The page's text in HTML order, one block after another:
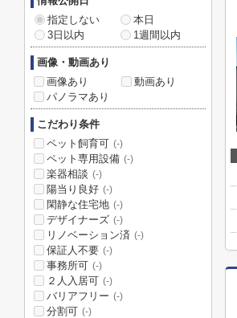
指定しない
本日
3日以内
1週間以内
画像・動画あり
画像あり
動画あり
パノラマあり
こだわり条件
ペット飼育可 (-)
ペット専用設備 (-)
楽器相談 (-)
陽当り良好 (-)
閑静な住宅地 (-)
デザイナーズ (-)
リノベーション済 (-)
保証人不要 (-)
事務所可 (-)
２人入居可 (-)
バリアフリー (-)
分割可 (-)